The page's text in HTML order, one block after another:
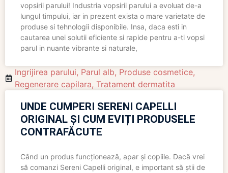
vopsirii parului! Industria vopsirii parului a evoluat de-a
lungul timpului, iar in prezent exista o mare varietate de
produse si tehnologii disponibile. Insa, daca esti in
cautarea unei solutii eficiente si rapide pentru a-ti vopsi
parul in nuante vibrante si naturale,
Ingrijirea parului, Parul alb, Produse cosmetice,
Regenerare capilara, Tratament dermatita
UNDE CUMPERI SERENI CAPELLI
ORIGINAL ȘI CUM EVIȚI PRODUSELE
CONTRAFĂCUTE
Când un produs funcționează, apar și copiile. Dacă vrei
să comanzi Sereni Capelli original, e important să știi de